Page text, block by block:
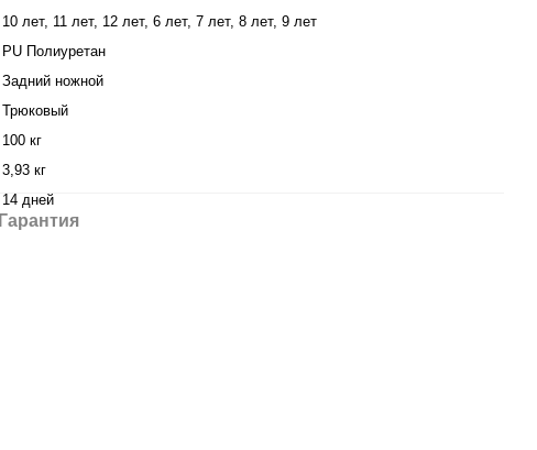
10 лет, 11 лет, 12 лет, 6 лет, 7 лет, 8 лет, 9 лет
PU Полиуретан
Задний ножной
Трюковый
100 кг
3,93 кг
14 дней
Гарантия